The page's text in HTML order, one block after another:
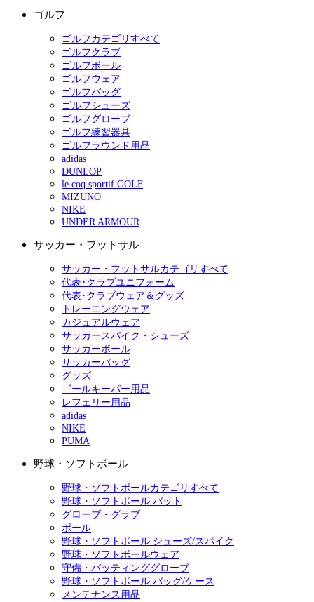
ゴルフ
ゴルフカテゴリすべて
ゴルフクラブ
ゴルフボール
ゴルフウェア
ゴルフバッグ
ゴルフシューズ
ゴルフグローブ
ゴルフ練習器具
ゴルフラウンド用品
adidas
DUNLOP
le coq sportif GOLF
MIZUNO
NIKE
UNDER ARMOUR
サッカー・フットサル
サッカー・フットサルカテゴリすべて
代表･クラブユニフォーム
代表･クラブウェア＆グッズ
トレーニングウェア
カジュアルウェア
サッカースパイク・シューズ
サッカーボール
サッカーバッグ
グッズ
ゴールキーパー用品
レフェリー用品
adidas
NIKE
PUMA
野球・ソフトボール
野球・ソフトボールカテゴリすべて
野球・ソフトボール バット
グローブ・グラブ
ボール
野球・ソフトボール シューズ/スパイク
野球・ソフトボールウェア
守備・バッティンググローブ
野球・ソフトボール バッグ/ケース
メンテナンス用品